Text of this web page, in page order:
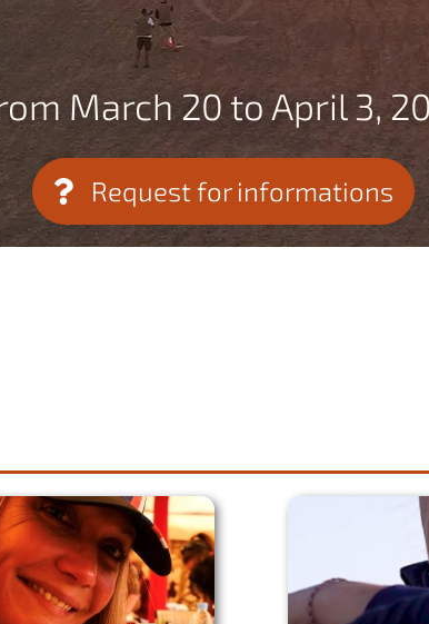
March 20 to April 3,
Request for informations